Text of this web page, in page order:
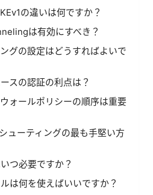
の違いは何ですか？
は有効にすべき？
グの設定はどうすればよいで
スの認証の利点は？
ォールポリシーの順序は重要
ューティングの最も手堅い方
つ必要ですか？
は何を使えばいいですか？